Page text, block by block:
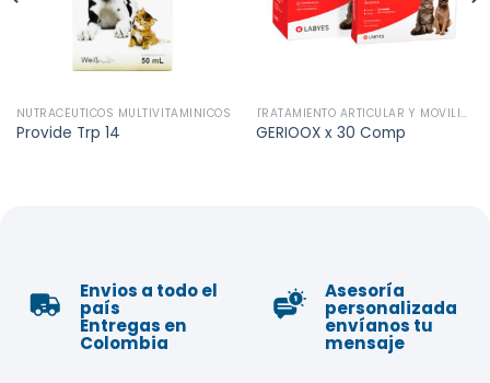
NUTRACÉUTICOS MULTIVITAMÍNICOS
Provide Trp 14
TRATAMIENTO ARTICULAR Y MOVILIDAD
GERIOOX x 30 Comp
Envios a todo el
país
Entregas en
Colombia
Asesoría
personalizada
envíanos tu
mensaje